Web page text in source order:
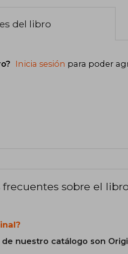
del libro
Inicia sesión para poder
sobre el
nuestro catálogo son